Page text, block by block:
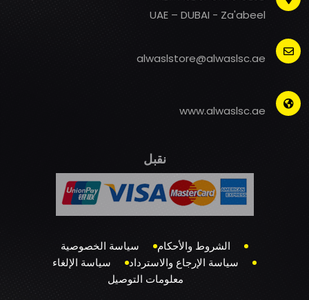
UAE – DUBAI - Za'abeel
alwaslstore@alwaslsc.ae
www.alwaslsc.ae
نقبل
الشروط والأحكام
سياسة الخصوصية
سياسة الإرجاع والاسترداد
سياسة الإلغاء
معلومات التوصيل